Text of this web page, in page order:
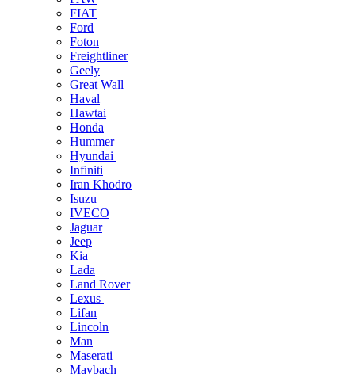
FIAT
Ford
Foton
Freightliner
Geely
Great Wall
Haval
Hawtai
Honda
Hummer
Hyundai
Infiniti
Iran Khodro
Isuzu
IVECO
Jaguar
Jeep
Kia
Lada
Land Rover
Lexus
Lifan
Lincoln
Man
Maserati
Maybach